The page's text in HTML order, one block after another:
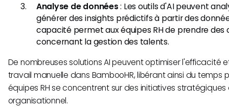
Analyse de données: Les outils d'AI peuvent
générer des insights prédictifs à partir des
capacité permet aux équipes RH de prendre des
concernant la gestion des talents.
De nombreuses solutions AI peuvent optimiser l'efficacité
travail manuelle dans BambooHR, libérant ainsi du temps
équipes RH se concentrent sur des initiatives
organisationnel.